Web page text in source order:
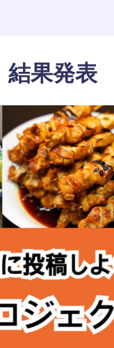
結果発表